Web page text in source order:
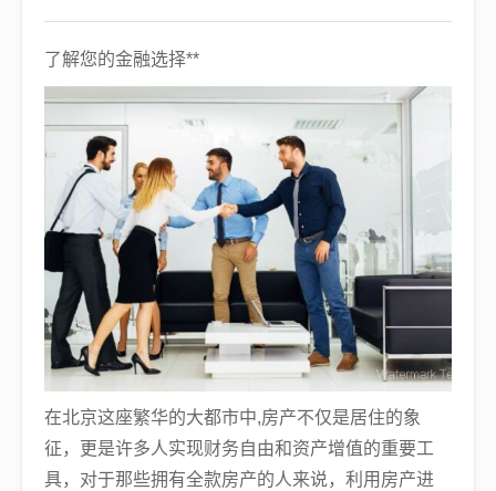
了解您的金融选择**
在北京这座繁华的大都市中,房产不仅是居住的象
征，更是许多人实现财务自由和资产增值的重要工
具，对于那些拥有全款房产的人来说，利用房产进